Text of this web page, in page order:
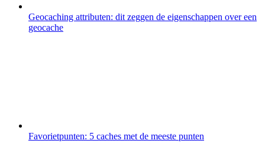
Geocaching attributen: dit zeggen de eigenschappen over een
geocache
Favorietpunten: 5 caches met de meeste punten